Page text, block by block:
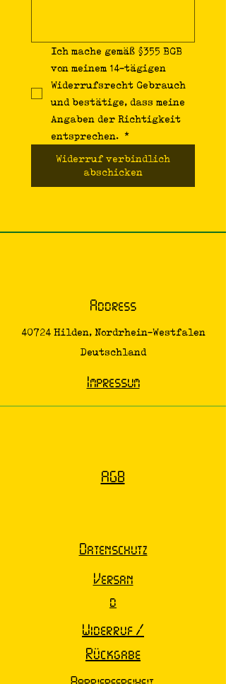
Ich mache gemäß §355 BGB
von meinem 14-tägigen
Widerrufsrecht Gebrauch
und bestätige, dass meine
Angaben der Richtigkeit
entsprechen. *
Widerruf verbindlich
abschicken
Address
40724 Hilden, Nordrhein-Westfalen
Deutschland
Impressum
AGB
Datenschutz
Versan
d
Widerruf /
Rückgabe